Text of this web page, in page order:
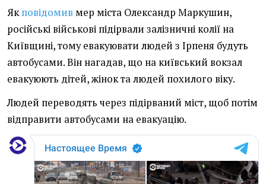
Якповідомив мер міста Олександр Маркушин,
російські військові підірвали залізничні колії на
Київщині, тому евакуювати людей з Ірпеня будуть
автобусами. Він нагадав, що на київський вокзал
евакуюють дітей, жінок та людей похилого віку.
Людей переводять через підірваний міст, щоб потім
відправити автобусами на евакуацію.